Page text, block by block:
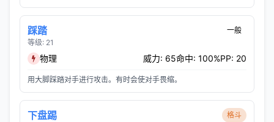
踩踏
等级: 21
一般
物理 威力: 65命中: 100%PP: 20
用大脚踩踏对手进行攻击。有时会使对手畏缩。
下盘踢 格斗